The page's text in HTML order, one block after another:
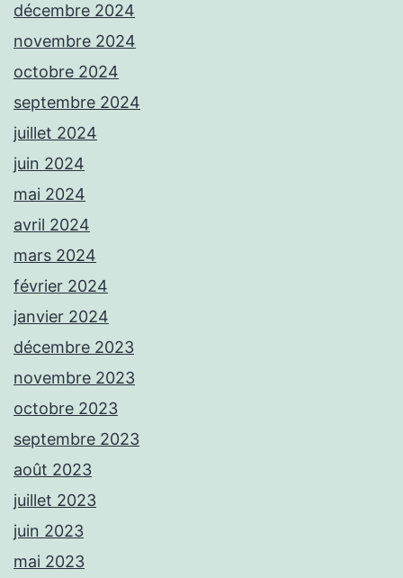
décembre 2024
novembre 2024
octobre 2024
septembre 2024
juillet 2024
juin 2024
mai 2024
avril 2024
mars 2024
février 2024
janvier 2024
décembre 2023
novembre 2023
octobre 2023
septembre 2023
août 2023
juillet 2023
juin 2023
mai 2023